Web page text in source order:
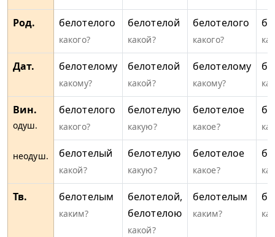
Род. белотелого
какого?
белотелой
какой?
белотелого
какого?
Дат. белотелому
какому?
белотелой
какой?
белотелому
какому?
Вин.
одуш.
неодуш.
белотелого
какого?
белотелую
какую?
белотелое
какое?
белотелый
какой?
белотелую
какую?
белотелое
какое?
Тв. белотелым
каким?
белотелой,
белотелою
какой?
белотелым
каким?